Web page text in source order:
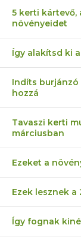
5 kerti kártevő,
növényeidet
Így alakítsd ki
Indíts burjánzó
hozzá
Tavaszi kerti
márciusban
Ezeket a
Ezek lesznek
Így fognak